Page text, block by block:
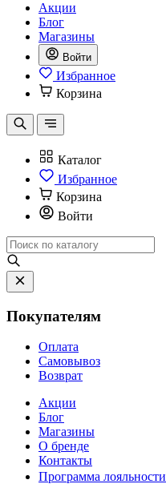
Акции
Блог
Магазины
Войти
Избранное
Корзина
Каталог
Избранное
Корзина
Войти
Покупателям
Оплата
Самовывоз
Возврат
Акции
Блог
Магазины
О бренде
Контакты
Программа лояльности